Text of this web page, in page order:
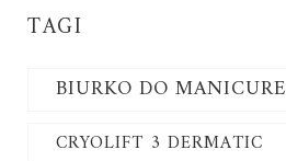
TAGI
BIURKO DO MANICURE
CRYOLIFT 3 DERMATIC